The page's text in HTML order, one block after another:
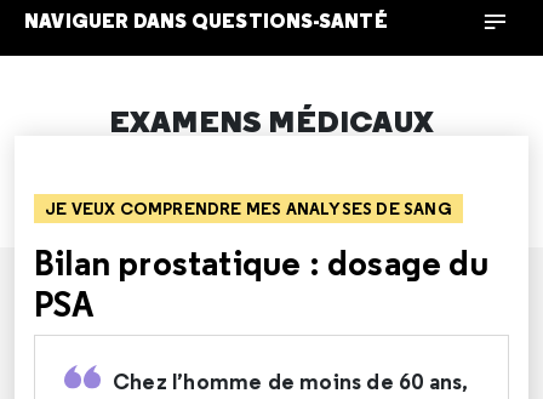
NAVIGUER DANS QUESTIONS-SANTÉ
EXAMENS MÉDICAUX
JE VEUX COMPRENDRE MES ANALYSES DE SANG
Bilan prostatique : dosage du
PSA
Chez l’homme de moins de 60 ans,